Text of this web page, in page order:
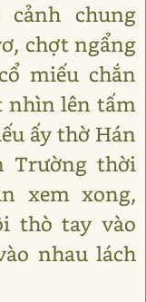
chung
chợt ngẩng
miếu chắn
nhìn lên tấm
ấy thờ Hán
Trường thời
xem xong,
thò tay vào
nhau lách